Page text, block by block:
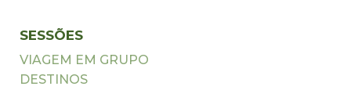
SESSÕES
VIAGEM EM GRUPO
DESTINOS